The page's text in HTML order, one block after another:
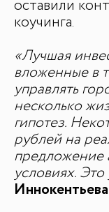
оставили
коучинга.
«Лучшая
вложенные в
управлять
несколько
гипотез.
рублей на
предложение
условиях. Это